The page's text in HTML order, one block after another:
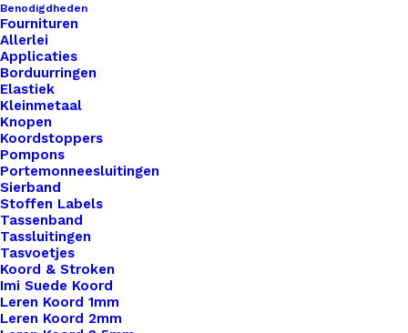
Benodigdheden
Fournituren
Allerlei
Applicaties
Borduurringen
Elastiek
Kleinmetaal
Knopen
Koordstoppers
Pompons
Portemonneesluitingen
Sierband
Stoffen Labels
Tassenband
Tassluitingen
Tasvoetjes
Koord & Stroken
Imi Suede Koord
Leren Koord 1mm
Leren Koord 2mm
€